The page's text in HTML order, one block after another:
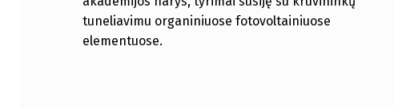
tuneliavimu organiniuose fotovoltainiuose
elementuose.